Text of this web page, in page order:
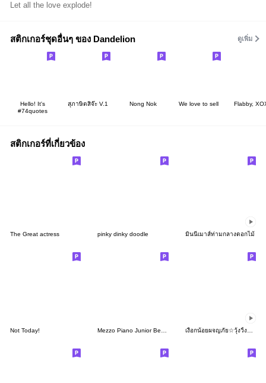
Let all the love explode!
สติกเกอร์ชุดอื่นๆ ของ Dandelion ดูเพิ่ม
Hello! It's
#74quotes
สุภาษิตสิจ๊ะ V.1 Nong Nok We love to sell Flabby,
สติกเกอร์ที่เกี่ยวข้อง
The Great actress pinky dinky doodle มินนี่เมาส์ท่ามกลางดอกไม้
Not Today! เงือกน้อยผจญภัย☆วุ้งวิ้งวิบวับ